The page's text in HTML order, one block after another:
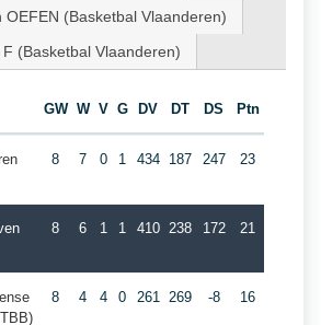
OEFEN (Basketbal Vlaanderen)
(Basketbal Vlaanderen)
GW W V G DV DT DS Ptn
8 7 0 1 434 187 247 23
8 6 1 1 410 238 172 21
8 4 4 0 261 269 -8 16